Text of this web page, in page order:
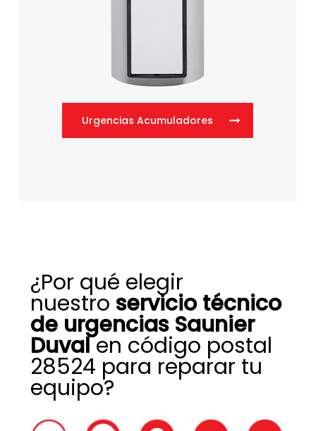
Urgencias Acumuladores
¿Por qué elegir
nuestro servicio técnico
de urgencias Saunier
Duvalen código postal
28524 para reparar tu
equipo?